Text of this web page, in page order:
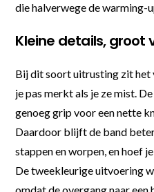
die halverwege de warming-
Kleine details, groot
Bij dit soort uitrusting zit het
je pas merkt als je ze mist.
genoeg grip voor een nette
Daardoor blijft de band
stappen en worpen, en hoef
De tweekleurige uitvoering